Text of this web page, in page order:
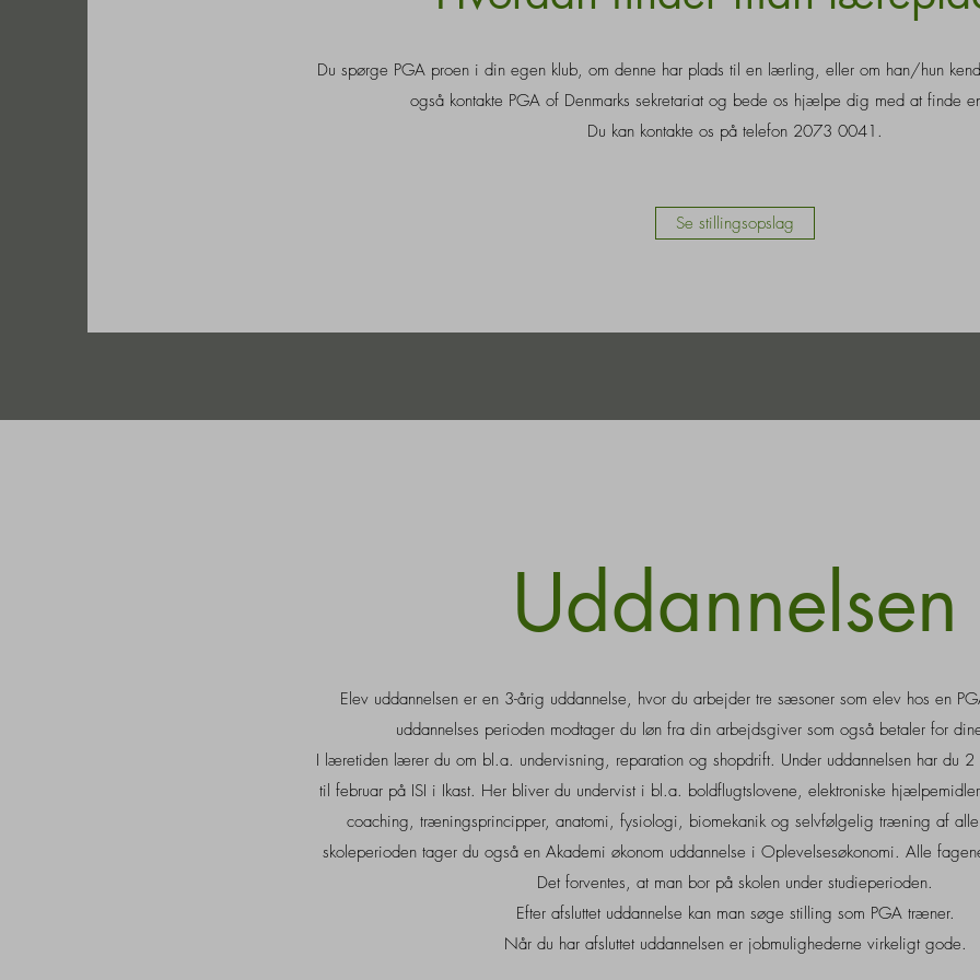
Du spørge PGA proen i din egen klub, om denne har plads til en lærling, eller om han/hun
også kontakte PGA of Denmarks sekretariat og bede os hjælpe dig med at finde
Du kan kontakte os på telefon 2073 0041.
Se stillingsopslag
Uddannelsen
Elev uddannelsen er en 3-årig uddannelse, hvor du arbejder tre sæsoner som elev hos en
uddannelses perioden modtager du løn fra din arbejdsgiver som også betaler for
I læretiden lærer du om bl.a. undervisning, reparation og shopdrift. Under uddannelsen har du 2
til februar på ISI i Ikast. Her bliver du undervist i bl.a. boldflugtslovene, elektroniske
coaching, træningsprincipper, anatomi, fysiologi, biomekanik og selvfølgelig træning af
skoleperioden tager du også en Akademi økonom uddannelse i Oplevelsesøkonomi. Alle
Det forventes, at man bor på skolen under studieperioden.
Efter afsluttet uddannelse kan man søge stilling som PGA træner.
Når du har afsluttet uddannelsen er jobmulighederne virkeligt gode.